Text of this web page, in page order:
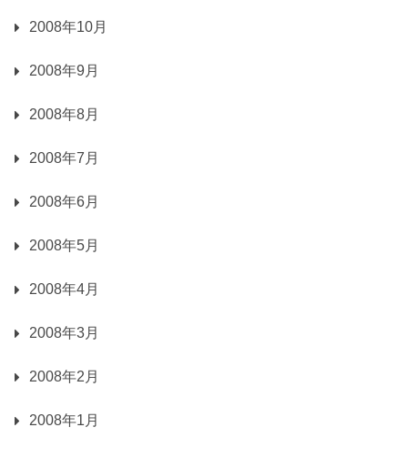
2008年10月
2008年9月
2008年8月
2008年7月
2008年6月
2008年5月
2008年4月
2008年3月
2008年2月
2008年1月